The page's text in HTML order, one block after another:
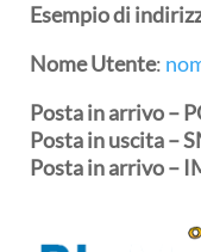
Esempio di
Nome Utente:
Posta in arrivo –
Posta in uscita –
Posta in arrivo –